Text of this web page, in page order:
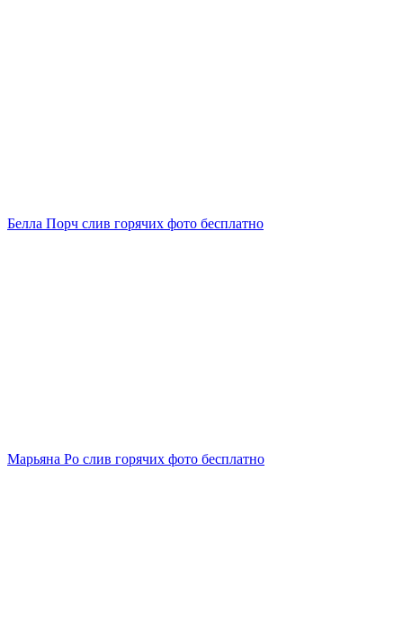
Белла Порч слив горячих фото бесплатно
Марьяна Ро слив горячих фото бесплатно